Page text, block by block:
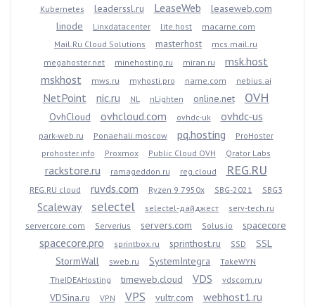
Kubernetes leaderssl.ru LeaseWeb
leaseweb.com
linode
Linxdatacenter lite.host
macarne.com
Mail.Ru Cloud Solutions
masterhost
mcs.mail.ru
megahoster.net
minehosting.ru miran.ru
msk.host
mskhost
mws.ru myhosti.pro name.com nebius.ai
NetPoint nic.ru NL nLighten online.net OVH
OvhCloud ovhcloud.com ovhdc-uk ovhdc-us
park-web.ru Ponaehali.moscow pq.hosting
ProHoster
prohoster.info
Proxmox Public Cloud OVH Qrator Labs
rackstore.ru ramageddon.ru reg.cloud REG.RU
REG.RU cloud ruvds.com Ryzen 9 7950x SBG-2021 SBG3
Scaleway selectel selectel-дайджест
serv-tech.ru
servercore.com
Serverius servers.com Solus.io spacecore
spacecore.pro sprintbox.ru sprinthost.ru SSD
SSL
StormWall
sweb.ru SystemIntegra
TakeWYN
TheIDEAHosting
timeweb.cloud VDS vdscom.ru
VDSina.ru VPN VPS vultr.com webhost1.ru